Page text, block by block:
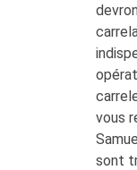
vous
sont